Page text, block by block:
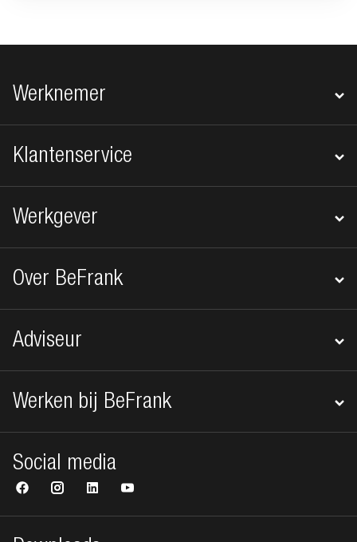
Footer navigatie
Werknemer
Klantenservice
Werkgever
Over BeFrank
Adviseur
Werken bij BeFrank
Social media